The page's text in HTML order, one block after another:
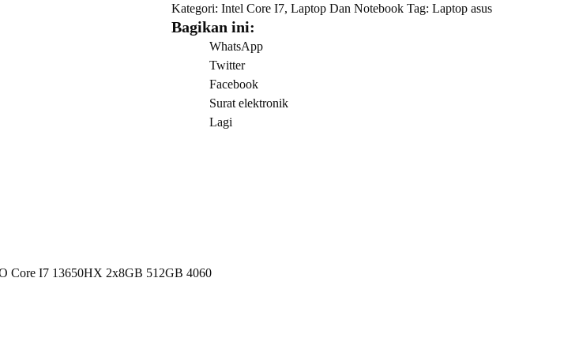
G814JV
Kategori: Intel Core I7, Laptop Dan Notebook Tag: Laptop asus
Bagikan ini:
WhatsApp
Twitter
Facebook
Surat elektronik
Lagi
Core I7 13650HX 2x8GB 512GB 4060